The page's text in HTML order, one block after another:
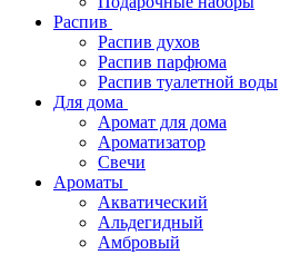
Распив
Распив духов
Распив парфюма
Распив туалетной воды
Для дома
Аромат для дома
Ароматизатор
Свечи
Ароматы
Акватический
Альдегидный
Амбровый